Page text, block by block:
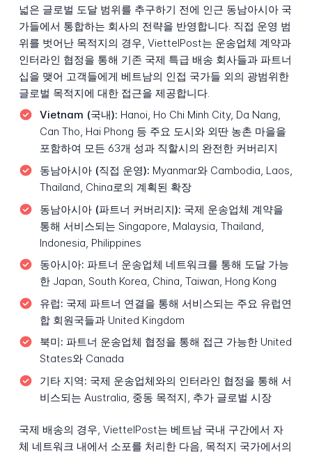
넓은 글로벌 도달 범위를 추구하기 전에 인근 동남아시아 국
가들에서 통합하는 회사의 전략을 반영합니다. 직접 운영 범
위를 벗어난 목적지의 경우, ViettelPost는 운송업체 계약과
인터라인 협정을 통해 기존 국제 특급 배송 회사들과 파트너
십을 맺어 고객들에게 베트남의 인접 국가들 외의 광범위한
글로벌 목적지에 대한 접근을 제공합니다.
Vietnam (국내): Hanoi, Ho Chi Minh City, Da Nang,
Can Tho, Hai Phong 등 주요 도시와 외딴 농촌 마을을
포함하여 모든 63개 성과 직할시의 완전한 커버리지
동남아시아 (직접 운영): Myanmar와 Cambodia, Laos,
Thailand, China로의 계획된 확장
동남아시아 (파트너 커버리지): 국제 운송업체 계약을
통해 서비스되는 Singapore, Malaysia, Thailand,
Indonesia, Philippines
동아시아: 파트너 운송업체 네트워크를 통해 도달 가능
한 Japan, South Korea, China, Taiwan, Hong Kong
유럽: 국제 파트너 연결을 통해 서비스되는 주요 유럽연
합 회원국들과 United Kingdom
북미: 파트너 운송업체 협정을 통해 접근 가능한 United
States와 Canada
기타 지역: 국제 운송업체와의 인터라인 협정을 통해 서
비스되는 Australia, 중동 목적지, 추가 글로벌 시장
국제 배송의 경우, ViettelPost는 베트남 국내 구간에서 자
체 네트워크 내에서 소포를 처리한 다음, 목적지 국가에서의